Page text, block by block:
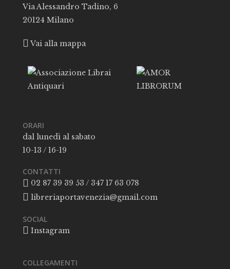
Via Alessandro Tadino, 6
20124 Milano
Vai alla mappa
ORARI
dal lunedì al sabato
10-13 / 16-19
CONTATTI
02 87 39 39 53 / 347 17 63 078
libreriaportavenezia@gmail.com
SOCIAL
Instagram
COLLEGAMENTI